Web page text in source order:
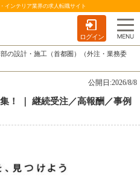
インテリア業界の求人転職サイト
ログイン
の設計・施工（首都圏）（外注・業務委
公開日:2026/8/8
！ ｜ 継続受注／高報酬／事例